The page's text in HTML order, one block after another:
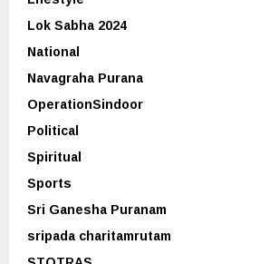
Lok Sabha 2024
National
Navagraha Purana
OperationSindoor
Political
Spiritual
Sports
Sri Ganesha Puranam
sripada charitamrutam